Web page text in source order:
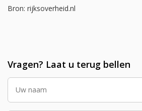
Bron: rijksoverheid.nl
Vragen? Laat u terug bellen